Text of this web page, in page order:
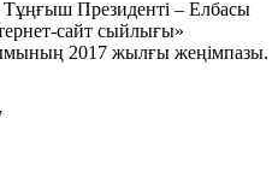
Президенті – Елбасы
сайт сыйлығы»
2017 жылғы жеңімпазы.